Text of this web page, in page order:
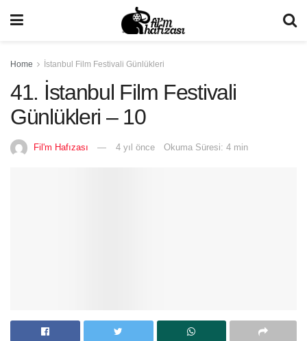
Home İstanbul Film Festivali Günlükleri
41. İstanbul Film Festivali
Günlükleri – 10
Fil'm Hafızası 4 yıl önce Okuma Süresi: 4 min